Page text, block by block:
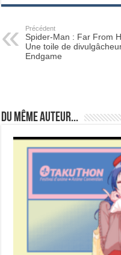
Précédent
Spider-Man : Far From
Une toile de
Endgame
Du même auteur...